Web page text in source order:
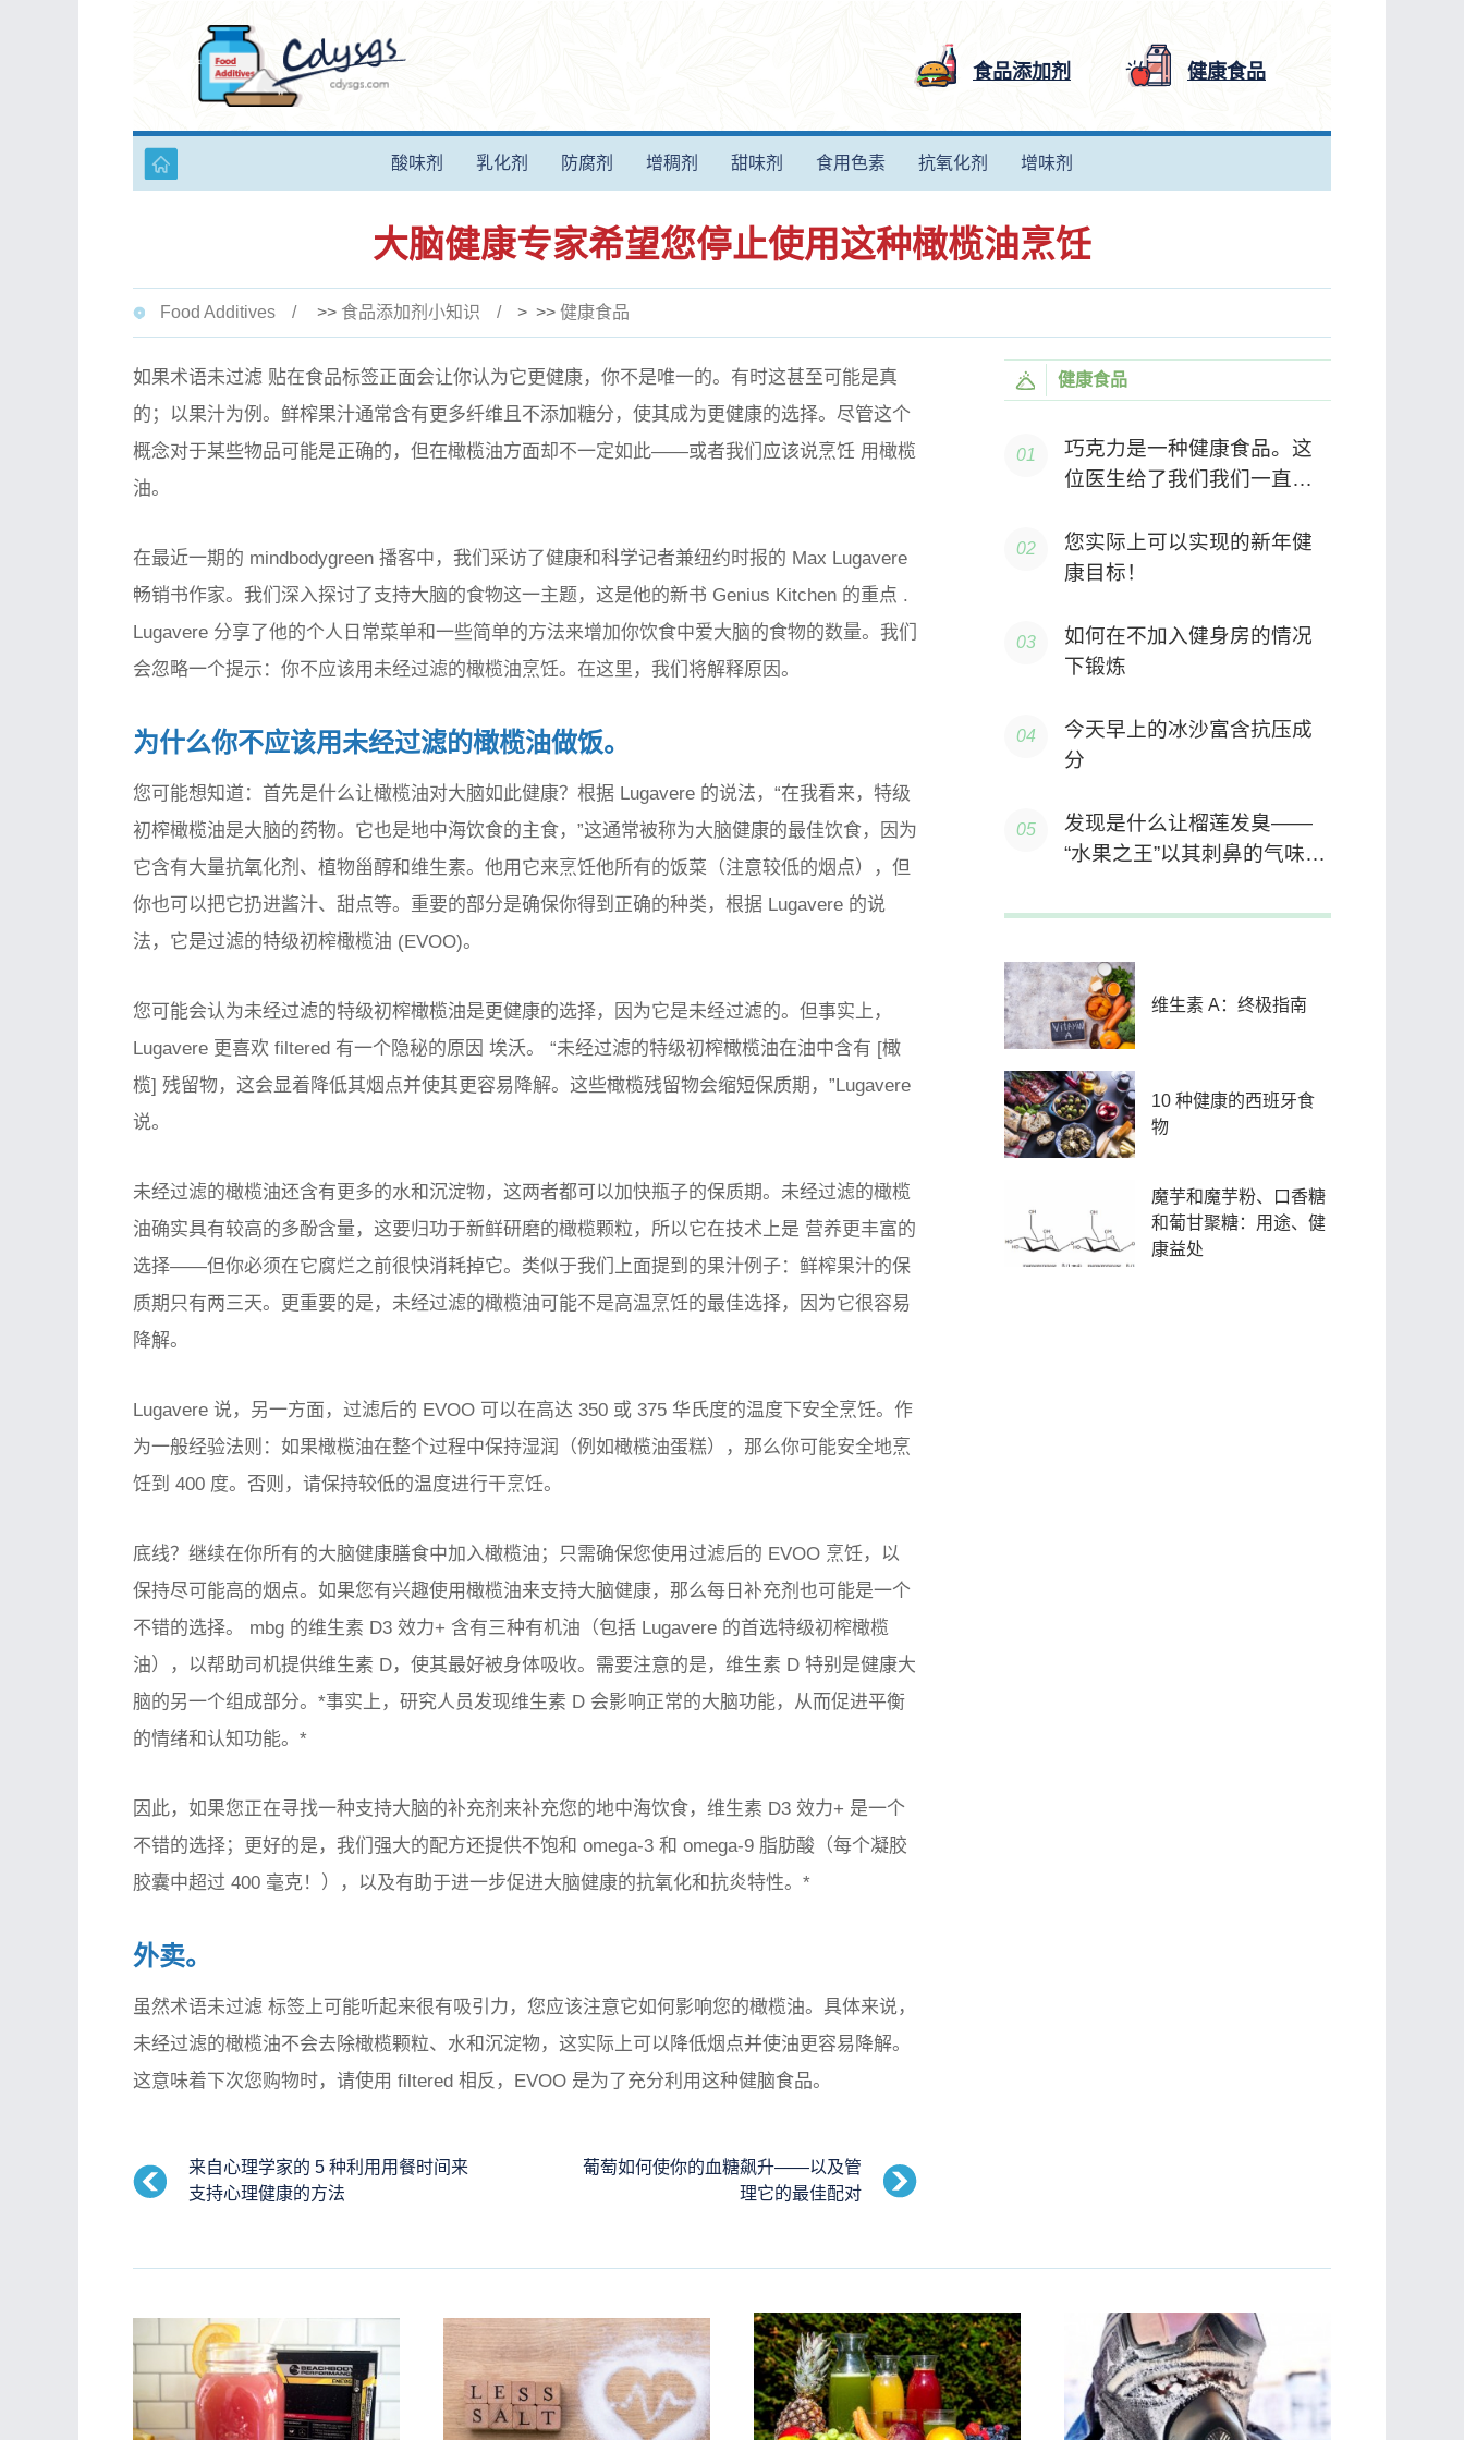
食品添加剂 健康食品
酸味剂 乳化剂 防腐剂 增稠剂 甜味剂 食用色素 抗氧化剂 增味剂
大脑健康专家希望您停止使用这种橄榄油烹饪
Food Additives >> 食品添加剂小知识 > >> 健康食品
如果术语未过滤 贴在食品标签正面会让你认为它更健康，你不是唯一的。有时这甚至可能是真
的；以果汁为例。鲜榨果汁通常含有更多纤维且不添加糖分，使其成为更健康的选择。尽管这个
概念对于某些物品可能是正确的，但在橄榄油方面却不一定如此——或者我们应该说烹饪 用橄榄
油。
在最近一期的 mindbodygreen 播客中，我们采访了健康和科学记者兼纽约时报的 Max Lugavere
畅销书作家。我们深入探讨了支持大脑的食物这一主题，这是他的新书 Genius Kitchen 的重点 .
Lugavere 分享了他的个人日常菜单和一些简单的方法来增加你饮食中爱大脑的食物的数量。我们
会忽略一个提示：你不应该用未经过滤的橄榄油烹饪。在这里，我们将解释原因。
为什么你不应该用未经过滤的橄榄油做饭。
您可能想知道：首先是什么让橄榄油对大脑如此健康？根据 Lugavere 的说法，“在我看来，特级
初榨橄榄油是大脑的药物。它也是地中海饮食的主食，”这通常被称为大脑健康的最佳饮食，因为
它含有大量抗氧化剂、植物甾醇和维生素。他用它来烹饪他所有的饭菜（注意较低的烟点），但
你也可以把它扔进酱汁、甜点等。重要的部分是确保你得到正确的种类，根据 Lugavere 的说
法，它是过滤的特级初榨橄榄油 (EVOO)。
您可能会认为未经过滤的特级初榨橄榄油是更健康的选择，因为它是未经过滤的。但事实上，
Lugavere 更喜欢 filtered 有一个隐秘的原因 埃沃。 “未经过滤的特级初榨橄榄油在油中含有 [橄
榄] 残留物，这会显着降低其烟点并使其更容易降解。这些橄榄残留物会缩短保质期，”Lugavere
说。
未经过滤的橄榄油还含有更多的水和沉淀物，这两者都可以加快瓶子的保质期。未经过滤的橄榄
油确实具有较高的多酚含量，这要归功于新鲜研磨的橄榄颗粒，所以它在技术上是 营养更丰富的
选择——但你必须在它腐烂之前很快消耗掉它。类似于我们上面提到的果汁例子：鲜榨果汁的保
质期只有两三天。更重要的是，未经过滤的橄榄油可能不是高温烹饪的最佳选择，因为它很容易
降解。
Lugavere 说，另一方面，过滤后的 EVOO 可以在高达 350 或 375 华氏度的温度下安全烹饪。作
为一般经验法则：如果橄榄油在整个过程中保持湿润（例如橄榄油蛋糕），那么你可能安全地烹
饪到 400 度。否则，请保持较低的温度进行干烹饪。
底线？继续在你所有的大脑健康膳食中加入橄榄油；只需确保您使用过滤后的 EVOO 烹饪，以
保持尽可能高的烟点。如果您有兴趣使用橄榄油来支持大脑健康，那么每日补充剂也可能是一个
不错的选择。 mbg 的维生素 D3 效力+ 含有三种有机油（包括 Lugavere 的首选特级初榨橄榄
油），以帮助司机提供维生素 D，使其最好被身体吸收。需要注意的是，维生素 D 特别是健康大
脑的另一个组成部分。*事实上，研究人员发现维生素 D 会影响正常的大脑功能，从而促进平衡
的情绪和认知功能。*
因此，如果您正在寻找一种支持大脑的补充剂来补充您的地中海饮食，维生素 D3 效力+ 是一个
不错的选择；更好的是，我们强大的配方还提供不饱和 omega-3 和 omega-9 脂肪酸（每个凝胶
胶囊中超过 400 毫克！），以及有助于进一步促进大脑健康的抗氧化和抗炎特性。*
外卖。
虽然术语未过滤 标签上可能听起来很有吸引力，您应该注意它如何影响您的橄榄油。具体来说，
未经过滤的橄榄油不会去除橄榄颗粒、水和沉淀物，这实际上可以降低烟点并使油更容易降解。
这意味着下次您购物时，请使用 filtered 相反，EVOO 是为了充分利用这种健脑食品。
来自心理学家的 5 种利用用餐时间来
支持心理健康的方法
葡萄如何使你的血糖飙升——以及管
理它的最佳配对
健康食品
巧克力是一种健康食品。这
位医生给了我们我们一直在
您实际上可以实现的新年健
康目标！
如何在不加入健身房的情况
下锻炼
今天早上的冰沙富含抗压成
分
发现是什么让榴莲发臭——
“水果之王”以其刺鼻的气味而
维生素 A：终极指南
10 种健康的西班牙食
物
魔芋和魔芋粉、口香糖
和葡甘聚糖：用途、健
康益处